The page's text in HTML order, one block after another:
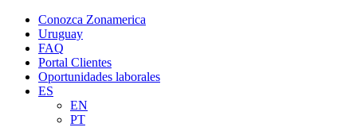
Conozca Zonamerica
Uruguay
FAQ
Portal Clientes
Oportunidades laborales
ES
EN
PT